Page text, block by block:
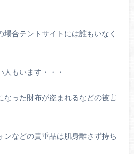
場合テントサイトには誰もいなく
もいます・・・
なった財布が盗まれるなどの被害
ンなどの貴重品は肌身離さず持ち